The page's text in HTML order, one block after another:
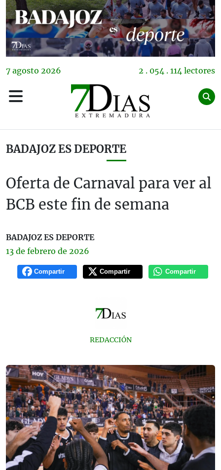
7 agosto 2026 2 . 054 . 114 lectores
BADAJOZ ES DEPORTE
Oferta de Carnaval para ver al
BCB este fin de semana
BADAJOZ ES DEPORTE
13 de febrero de 2026
Compartir Compartir Compartir
REDACCIÓN